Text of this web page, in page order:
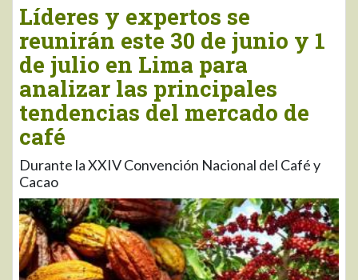
Líderes y expertos se
reunirán este 30 de junio y 1
de julio en Lima para
analizar las principales
tendencias del mercado de
café
Durante la XXIV Convención Nacional del Café y
Cacao